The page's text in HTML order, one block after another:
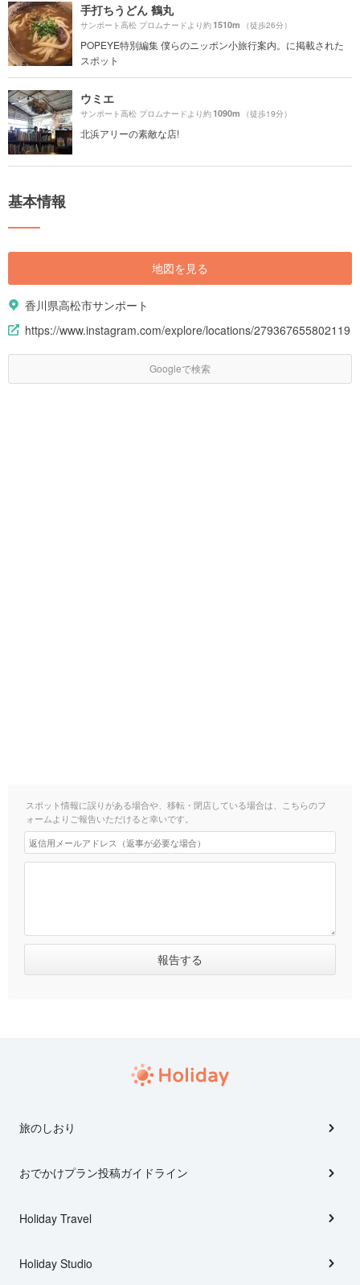
手打ちうどん 鶴丸
サンポート高松 プロムナードより約1510m （徒歩26分）
POPEYE特別編集 僕らのニッポン小旅行案内。に掲載された
スポット
ウミエ
サンポート高松 プロムナードより約1090m （徒歩19分）
北浜アリーの素敵な店!
基本情報
地図を見る
香川県高松市サンポート
https://www.instagram.com/explore/locations/279367655802119
Googleで検索
スポット情報に誤りがある場合や、移転・閉店している場合は、こちらのフ
ォームよりご報告いただけると幸いです。
旅のしおり
おでかけプラン投稿ガイドライン
Holiday Travel
Holiday Studio